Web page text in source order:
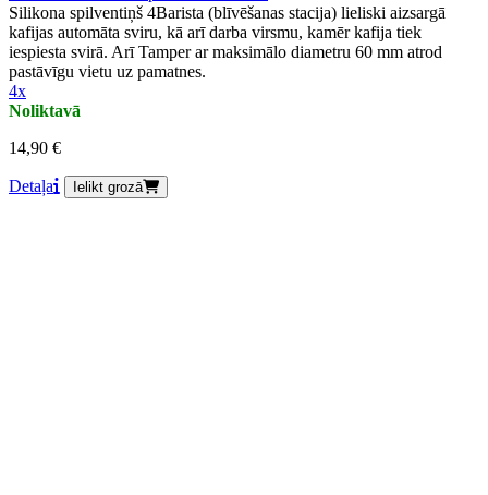
Silikona spilventiņš 4Barista (blīvēšanas stacija) lieliski aizsargā
kafijas automāta sviru, kā arī darba virsmu, kamēr kafija tiek
iespiesta svirā. Arī Tamper ar maksimālo diametru 60 mm atrod
pastāvīgu vietu uz pamatnes.
4x
Noliktavā
14,90 €
Detaļa Ielikt grozā